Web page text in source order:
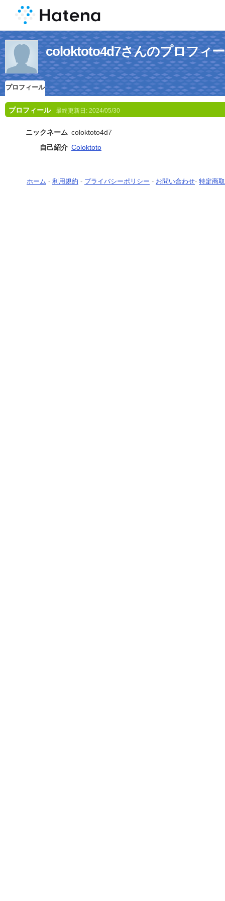
coloktoto4d7さんのプロフィ
プロフィール
プロフィール 最終更新日: 2024/05/30
ニックネーム coloktoto4d7
自己紹介 Coloktoto
ホーム - 利用規約 - プライバシーポリシー - お問い合わせ- 特定商